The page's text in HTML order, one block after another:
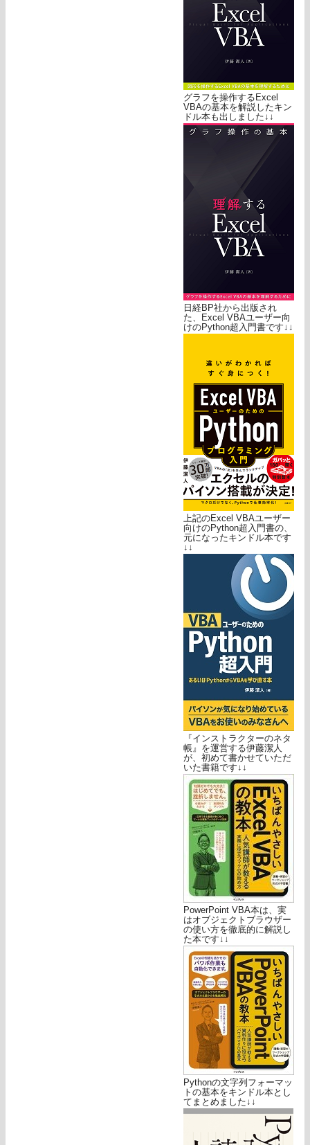
グラフを操作するExcel
VBAの基本を解説したキン
ドル本も出しました↓↓
日経BP社から出版され
た、Excel VBAユーザー向
けのPython超入門書です↓↓
上記のExcel VBAユーザー
向けのPython超入門書の、
元になったキンドル本です
↓↓
『インストラクターのネタ
帳』を運営する伊藤潔人
が、初めて書かせていただ
いた書籍です↓↓
PowerPoint VBA本は、実
はオブジェクトブラウザー
の使い方を徹底的に解説し
た本です↓↓
Pythonの文字列フォーマッ
トの基本をキンドル本とし
てまとめました↓↓